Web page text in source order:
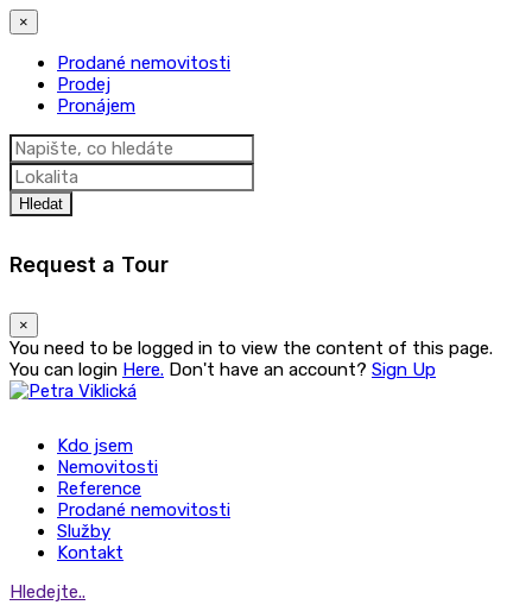
×
Prodané nemovitosti
Prodej
Pronájem
Hledat
Request a Tour
×
You need to be logged in to view the content of this page.
You can login Here. Don't have an account? Sign Up
Kdo jsem
Nemovitosti
Reference
Prodané nemovitosti
Služby
Kontakt
Hledejte..